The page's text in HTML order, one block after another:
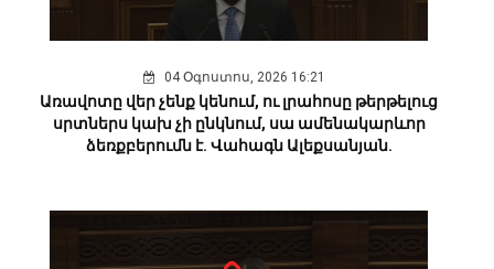
04 Օգոստոս, 2026 16:21
Առավոտը վեր չենք կենում, ու լրահոսը թերթելուց
սրտներս կախ չի ընկնում, սա ամենակարևոր
ձեռքբերումն է. Վահագն Ալեքսանյան.